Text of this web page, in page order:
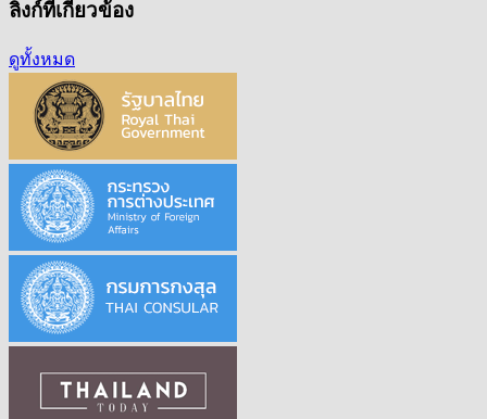
ลิงก์ที่เกี่ยวข้อง
ดูทั้งหมด